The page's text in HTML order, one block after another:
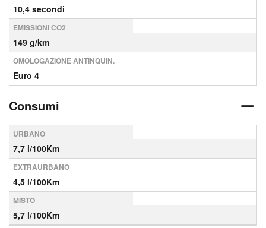
10,4 secondi
EMISSIONI CO2
149 g/km
OMOLOGAZIONE ANTINQUIN.
Euro 4
Consumi
URBANO
7,7 l/100Km
EXTRAURBANO
4,5 l/100Km
MISTO
5,7 l/100Km